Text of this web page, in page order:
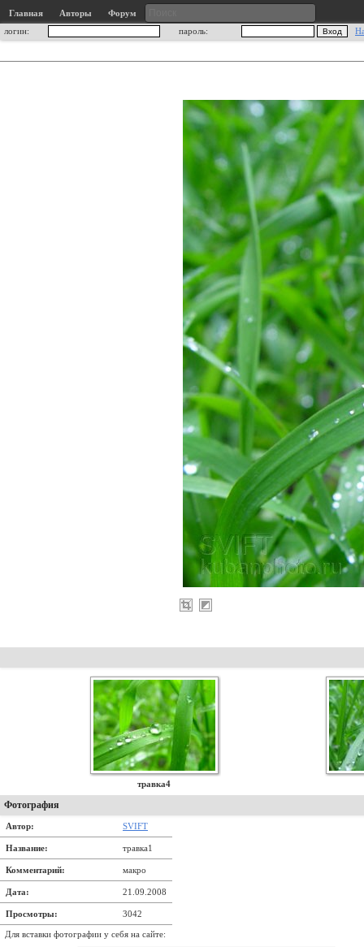
Главная Авторы
Форум
логин:
пароль:
травка4
Фотография
Автор: SVIFT
Название: травка1
Комментарий: макро
Дата: 21.09.2008
Просмотры: 3042
Для вставки фотографии у себя на сайте: